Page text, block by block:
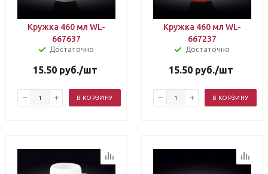
Кружка 460 мл WL-
667637
Достаточно
15.50 руб./шт
В КОРЗИНУ
Кружка 460 мл WL-
667237
Достаточно
15.50 руб./шт
В КОРЗИНУ